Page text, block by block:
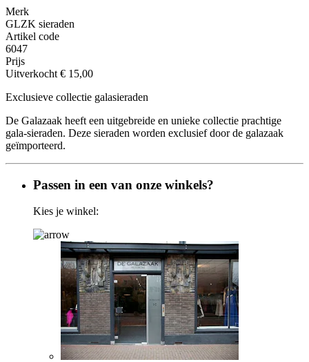
Merk
GLZK sieraden
Artikel code
6047
Prijs
Uitverkocht € 15,00
Exclusieve collectie galasieraden
De Galazaak heeft een uitgebreide en unieke collectie prachtige
gala-sieraden. Deze sieraden worden exclusief door de galazaak
geïmporteerd.
Passen in een van onze winkels?
Kies je winkel: